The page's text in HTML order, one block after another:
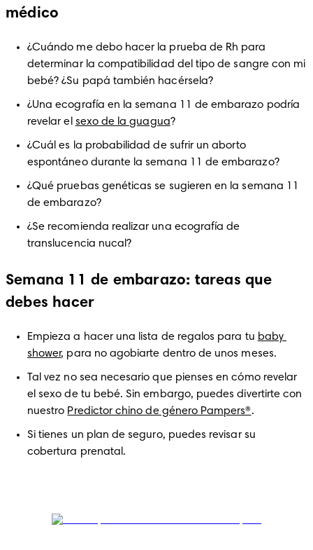
médico
¿Cuándo me debo hacer la prueba de Rh para
determinar la compatibilidad del tipo de sangre con mi
bebé? ¿Su papá también hacérsela?
¿Una ecografía en la semana 11 de embarazo podría
revelar el sexo de la guagua?
¿Cuál es la probabilidad de sufrir un aborto
espontáneo durante la semana 11 de embarazo?
¿Qué pruebas genéticas se sugieren en la semana 11
de embarazo?
¿Se recomienda realizar una ecografía de
translucencia nucal?
Semana 11 de embarazo: tareas que
debes hacer
Empieza a hacer una lista de regalos para tu baby
shower, para no agobiarte dentro de unos meses.
Tal vez no sea necesario que pienses en cómo revelar
el sexo de tu bebé. Sin embargo, puedes divertirte con
nuestro Predictor chino de género Pampers®.
Si tienes un plan de seguro, puedes revisar su
cobertura prenatal.